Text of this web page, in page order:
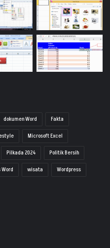
dokumen Word
Fakta
Microsoft Excel
Pilkada 2024
Politik Bersih
Word wisata Wordpress